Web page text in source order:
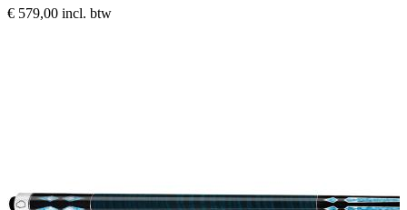
€ 579,00 incl. btw